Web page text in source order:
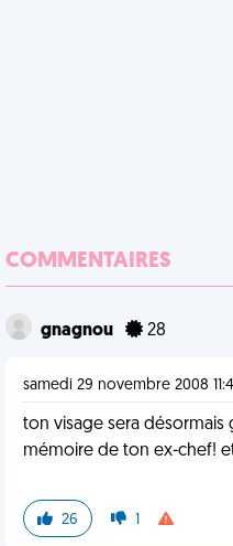
COMMENTAIRES
gnagnou 28
samedi 29 novembre 2008
ton visage sera désormais
mémoire de ton ex-chef!
26 1